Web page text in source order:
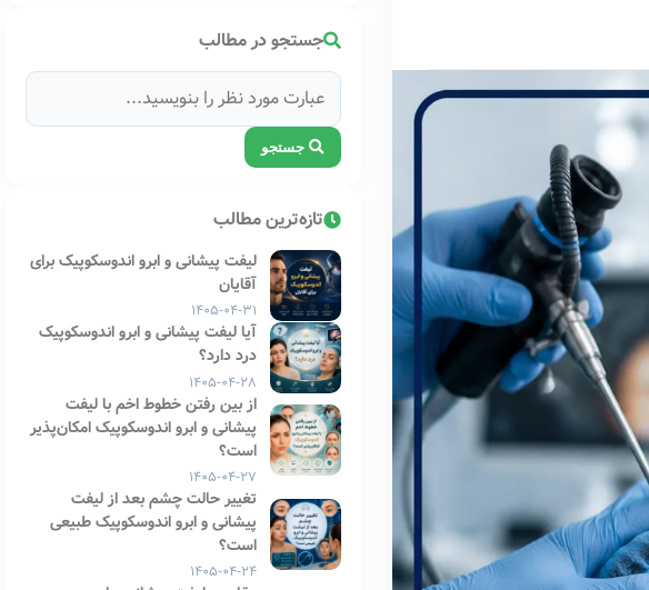
جستجو در مطالب
جستجو
تازه‌ترین مطالب
لیفت پیشانی و ابرو اندوسکوپیک برای
آقایان
۱۴۰۵-۰۴-۳۱
آیا لیفت پیشانی و ابرو اندوسکوپیک
درد دارد؟
۱۴۰۵-۰۴-۲۸
از بین رفتن خطوط اخم با لیفت
پیشانی و ابرو اندوسکوپیک امکان‌پذیر
است؟
۱۴۰۵-۰۴-۲۷
تغییر حالت چشم بعد از لیفت
پیشانی و ابرو اندوسکوپیک طبیعی
است؟
۱۴۰۵-۰۴-۲۴